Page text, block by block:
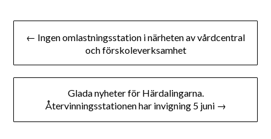
Inläggsnavigering
← Ingen omlastningsstation i närheten av vårdcentral
och förskoleverksamhet
Glada nyheter för Härdalingarna.
Återvinningsstationen har invigning 5 juni →